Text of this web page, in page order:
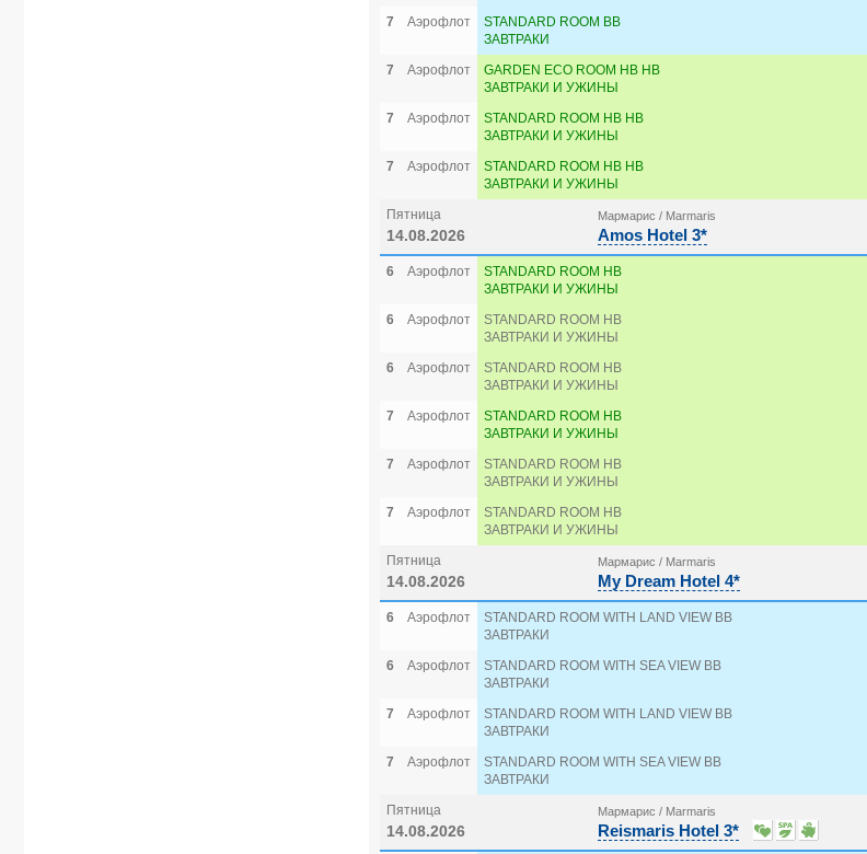
7 Аэрофлот
STANDARD ROOM BB
ЗАВТРАКИ
7 Аэрофлот
GARDEN ECO ROOM HB HB
ЗАВТРАКИ И УЖИНЫ
7 Аэрофлот
STANDARD ROOM HB HB
ЗАВТРАКИ И УЖИНЫ
7 Аэрофлот
STANDARD ROOM HB HB
ЗАВТРАКИ И УЖИНЫ
Пятница
14.08.2026
Мармарис / Marmaris
Amos Hotel 3*
6 Аэрофлот
STANDARD ROOM HB
ЗАВТРАКИ И УЖИНЫ
6 Аэрофлот
STANDARD ROOM HB
ЗАВТРАКИ И УЖИНЫ
6 Аэрофлот
STANDARD ROOM HB
ЗАВТРАКИ И УЖИНЫ
7 Аэрофлот
STANDARD ROOM HB
ЗАВТРАКИ И УЖИНЫ
7 Аэрофлот
STANDARD ROOM HB
ЗАВТРАКИ И УЖИНЫ
7 Аэрофлот
STANDARD ROOM HB
ЗАВТРАКИ И УЖИНЫ
Пятница
14.08.2026
Мармарис / Marmaris
My Dream Hotel 4*
6 Аэрофлот
STANDARD ROOM WITH LAND VIEW BB
ЗАВТРАКИ
6 Аэрофлот
STANDARD ROOM WITH SEA VIEW BB
ЗАВТРАКИ
7 Аэрофлот
STANDARD ROOM WITH LAND VIEW BB
ЗАВТРАКИ
7 Аэрофлот
STANDARD ROOM WITH SEA VIEW BB
ЗАВТРАКИ
Пятница
14.08.2026
Мармарис / Marmaris
Reismaris Hotel 3*